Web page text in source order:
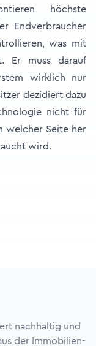
höchste
Endverbraucher
was mit
Er muss darauf
wirklich nur
dezidiert dazu
nicht für
welcher Seite her
wird.
nachhaltig und
der Immobilien-